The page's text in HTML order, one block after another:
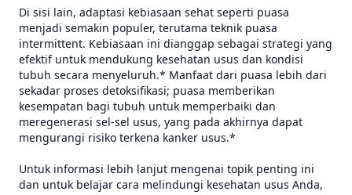
Di sisi lain, adaptasi kebiasaan sehat seperti puasa
menjadi semakin populer, terutama teknik puasa
intermittent. Kebiasaan ini dianggap sebagai strategi yang
efektif untuk mendukung kesehatan usus dan kondisi
tubuh secara menyeluruh.* Manfaat dari puasa lebih dari
sekadar proses detoksifikasi; puasa memberikan
kesempatan bagi tubuh untuk memperbaiki dan
meregenerasi sel-sel usus, yang pada akhirnya dapat
mengurangi risiko terkena kanker usus.*
Untuk informasi lebih lanjut mengenai topik penting ini
dan untuk belajar cara melindungi kesehatan usus Anda,